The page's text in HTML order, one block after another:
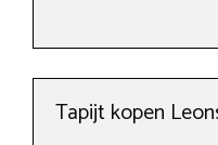
Tapijt kopen